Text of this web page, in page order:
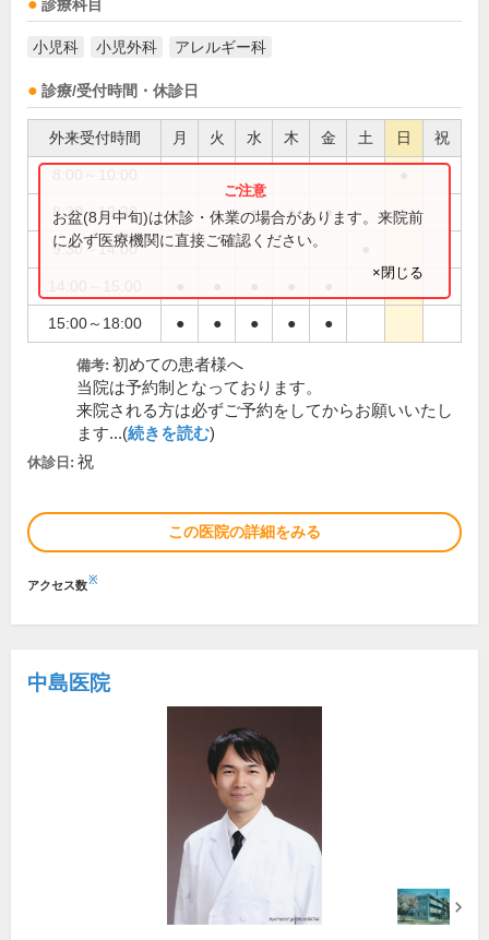
診療科目
小児科 小児外科 アレルギー科
診療/受付時間・休診日
外来受付時間 月 火 水 木 金 土 日 祝
8:30～12:30 ● ● ● ● ●
9:30～14:00
15:00～18:00 ● ● ● ● ●
お盆(8月中旬)は休診・休業の場合があります。来院前
に必ず医療機関に直接ご確認ください。
×閉じる
備考: 初めての患者様へ
当院は予約制となっております。
来院される方は必ずご予約をしてからお願いいたし
ます...(続きを読む)
休診日: 祝
この医院の詳細をみる
アクセス数※
中島医院